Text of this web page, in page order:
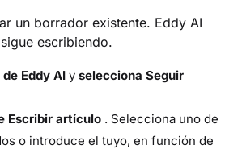
un borrador existente. Eddy AI
escribiendo.
de Eddy AI y selecciona Seguir
Escribir artículo . Selecciona uno de
o introduce el tuyo, en función de